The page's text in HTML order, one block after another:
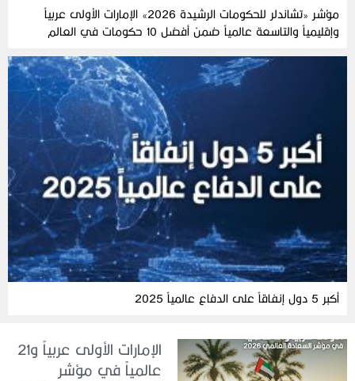
مؤشر «تشاندلر للحكومات الرشيدة 2026» الإمارات الأولى عربياً
وإقليمياً والتاسعة عالمياً ضمن أفضل 10 حكومات في العالم
أكبر 5 دول إنفاقاً على الدفاع عالمياً 2025
الإمارات الأولى عربياً و21
عالمياً في مؤشر